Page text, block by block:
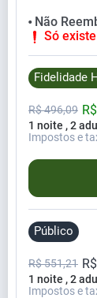
⬤ Não
Só
Fidelidade
1 noite , 2
R$496,09 R$
Impostos e
Público
1 noite , 2
R$ 551,21 R$
Impostos e